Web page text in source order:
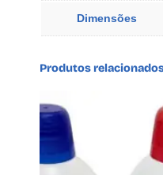
Dimensões
Produtos